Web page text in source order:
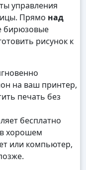
управления
Прямо над
бирюзовые
рисунок к
на ваш принтер,
печать без
бесплатно
в хорошем
или компьютер,